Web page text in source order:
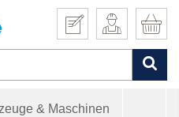
& Maschinen